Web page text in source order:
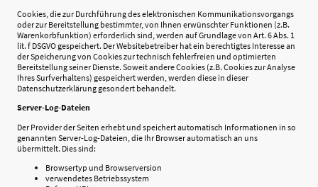
Cookies, die zur Durchführung des elektronischen Kommunikationsvorgangs
oder zur Bereitstellung bestimmter, von Ihnen erwünschter Funktionen (z.B.
Warenkorbfunktion) erforderlich sind, werden auf Grundlage von Art. 6 Abs. 1
lit. f DSGVO gespeichert. Der Websitebetreiber hat ein berechtigtes Interesse an
der Speicherung von Cookies zur technisch fehlerfreien und optimierten
Bereitstellung seiner Dienste. Soweit andere Cookies (z.B. Cookies zur Analyse
Ihres Surfverhaltens) gespeichert werden, werden diese in dieser
Datenschutzerklärung gesondert behandelt.
Server-Log-Dateien
Der Provider der Seiten erhebt und speichert automatisch Informationen in so
genannten Server-Log-Dateien, die Ihr Browser automatisch an uns
übermittelt. Dies sind:
Browsertyp und Browserversion
verwendetes Betriebssystem